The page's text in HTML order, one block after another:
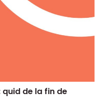
de la fin de